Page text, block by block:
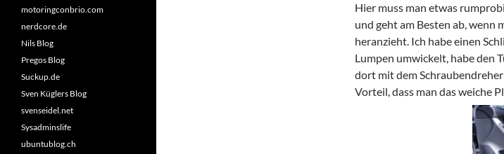
Hier muss man etwas
und geht am Besten ab, wenn
heranzieht. Ich habe einen
Lumpen umwickelt, habe den
dort mit dem
Vorteil, dass man das weiche
motoringconbrio.com
nerdcore.de
Nils Blog
Pregos Blog
Suckup.de
Sven Küglers Blog
svenseidel.net
Sysadminslife
ubuntublog.ch